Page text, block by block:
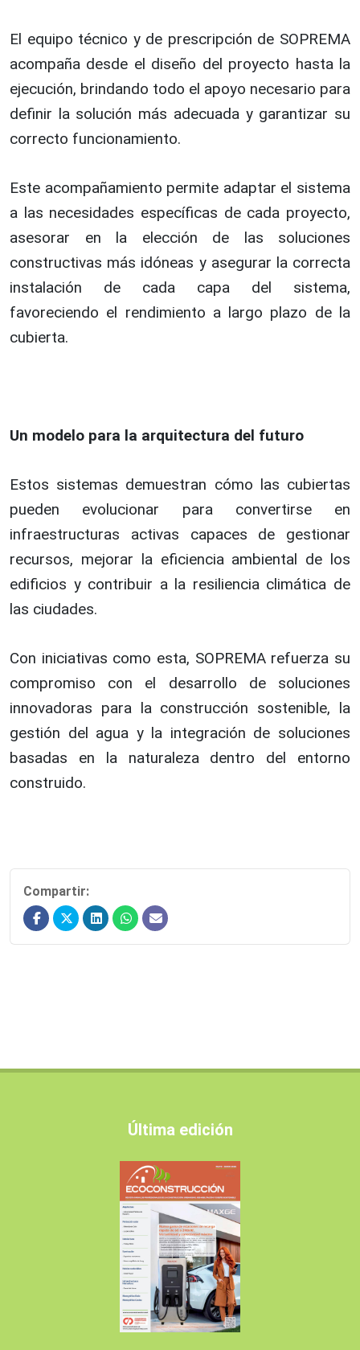
El equipo técnico y de prescripción de SOPREMA
acompaña desde el diseño del proyecto hasta la
ejecución, brindando todo el apoyo necesario para
definir la solución más adecuada y garantizar su
correcto funcionamiento.
Este acompañamiento permite adaptar el sistema
a las necesidades específicas de cada proyecto,
asesorar en la elección de las soluciones
constructivas más idóneas y asegurar la correcta
instalación de cada capa del sistema,
favoreciendo el rendimiento a largo plazo de la
cubierta.
Un modelo para la arquitectura del futuro
Estos sistemas demuestran cómo las cubiertas
pueden evolucionar para convertirse en
infraestructuras activas capaces de gestionar
recursos, mejorar la eficiencia ambiental de los
edificios y contribuir a la resiliencia climática de
las ciudades.
Con iniciativas como esta, SOPREMA refuerza su
compromiso con el desarrollo de soluciones
innovadoras para la construcción sostenible, la
gestión del agua y la integración de soluciones
basadas en la naturaleza dentro del entorno
construido.
Compartir:
Última edición